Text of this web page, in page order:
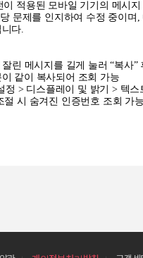
이 적용된 모바일 기기의 메시지
문제를 인지하여 수정 중이며 ,
다.
린 메시지를 길게 눌러 “복사”
같이 복사되어 조회 가능
정 > 디스플레이 및 밝기 > 텍스
절 시 숨겨진 인증번호 조회 가능